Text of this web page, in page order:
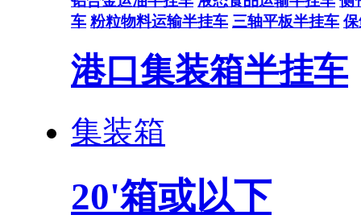
车 粉粒物料运输半挂车 三轴平板半挂车
港口集装箱半挂车
集装箱
20'箱或以下